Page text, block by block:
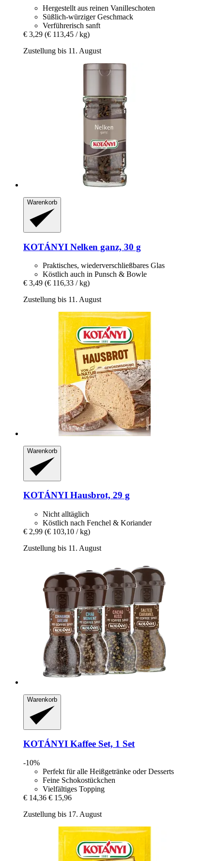
Hergestellt aus reinen Vanilleschoten
Süßlich-würziger Geschmack
Verführerisch sanft
€ 3,29 (€ 113,45 / kg)
Zustellung bis 11. August
Warenkorb
KOTÁNYI Nelken ganz, 30 g
Praktisches, wiederverschließbares Glas
Köstlich auch in Punsch & Bowle
€ 3,49 (€ 116,33 / kg)
Zustellung bis 11. August
Warenkorb
KOTÁNYI Hausbrot, 29 g
Nicht alltäglich
Köstlich nach Fenchel & Koriander
€ 2,99 (€ 103,10 / kg)
Zustellung bis 11. August
Warenkorb
KOTÁNYI Kaffee Set, 1 Set
-10%
Perfekt für alle Heißgetränke oder Desserts
Feine Schokostückchen
Vielfältiges Topping
€ 14,36 € 15,96
Zustellung bis 17. August